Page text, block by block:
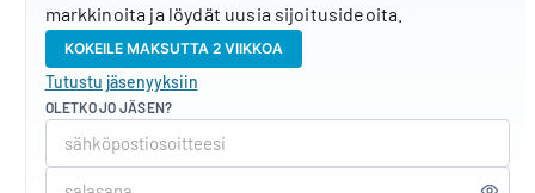
markkinoita ja löydät uusia sijoitusideoita.
KOKEILE MAKSUTTA 2 VIIKKOA
Tutustu jäsenyyksiin
OLETKO JO JÄSEN?